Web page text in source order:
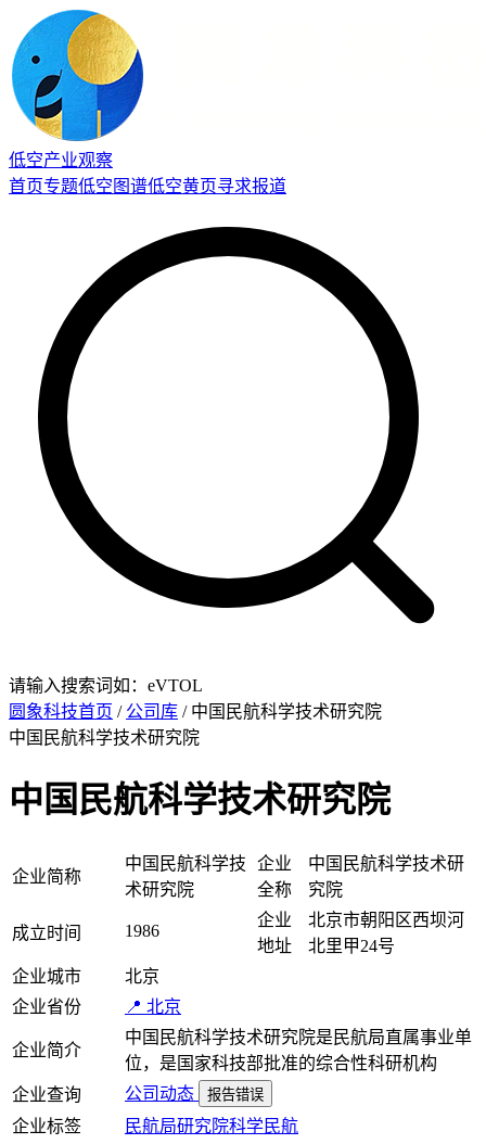
低空产业观察
首页专题低空图谱低空黄页寻求报道
请输入搜索词如：eVTOL
圆象科技首页 / 公司库 / 中国民航科学技术研究院
中国民航科学技术研究院
中国民航科学技术研究院
企业简称
中国民航科学技
术研究院
企业
全称
中国民航科学技术研
究院
成立时间 1986
企业
地址
北京市朝阳区西坝河
北里甲24号
企业城市
北京
企业省份
📍 北京
企业简介
中国民航科学技术研究院是民航局直属事业单
位，是国家科技部批准的综合性科研机构
企业查询
公司动态 报告错误
企业标签 民航局研究院科学民航